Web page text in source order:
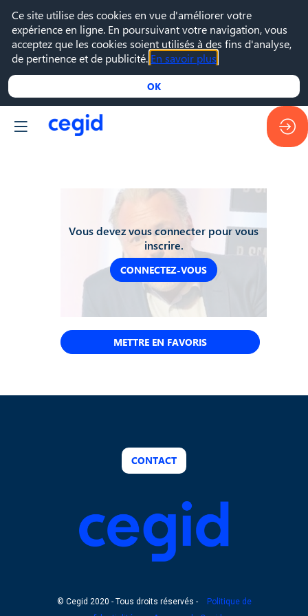
Vous devez vous connecter pour vous
inscrire.
CONNECTEZ-VOUS
METTRE EN FAVORIS
CONTACT
© Cegid 2020 - Tous droits réservés -
Politique de
Ce site utilise des cookies en vue d'améliorer votre
expérience en ligne. En poursuivant votre navigation, vous
acceptez que les cookies soient utilisés à des fins d'analyse,
de pertinence et de publicité. En savoir plus
OK